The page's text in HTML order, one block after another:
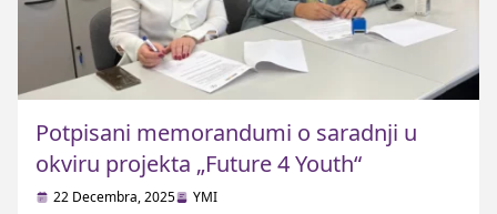
Potpisani memorandumi o saradnji u
okviru projekta „Future 4 Youth“
22 Decembra, 2025 YMI